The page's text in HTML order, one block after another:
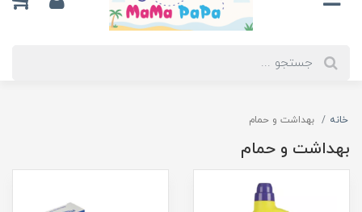
خانه بهداشت و حمام
بهداشت و حمام